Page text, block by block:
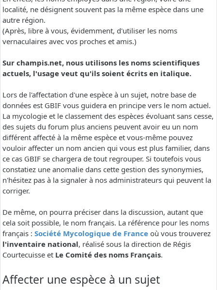
localité, ne désignent souvent pas la même espèce dans une
autre région.
(Après, libre à vous, évidemment, d'utiliser les noms
vernaculaires avec vos proches et amis.)
Sur champis.net, nous utilisons les noms scientifiques
actuels, l'usage veut qu'ils soient écrits en italique.
Lors de l'affectation d'une espèce à un sujet, notre base de
données est GBIF vous guidera en principe vers le nom actuel.
La mycologie et le classement des espèces évoluant sans cesse,
des sujets du forum plus anciens peuvent avoir eu un nom
différent affecté à la même espèce et vous-même pouvez
vouloir affecter un nom ancien qui vous est plus familier, dans
ce cas GBIF se chargera de tout regrouper. Si toutefois vous
constatiez une anomalie dans cette gestion des synonymies,
n'hésitez pas à la signaler à nos administrateurs qui peuvent la
corriger.
De même, on pourra préciser dans la discussion, autant que
cela soit possible, le nom français. La référence pour les noms
français : Société Mycologique de France où vous trouverez
l'inventaire national, réalisé sous la direction de Régis
Courtecuisse et Le Comité des noms Français.
Affecter une espèce à un sujet